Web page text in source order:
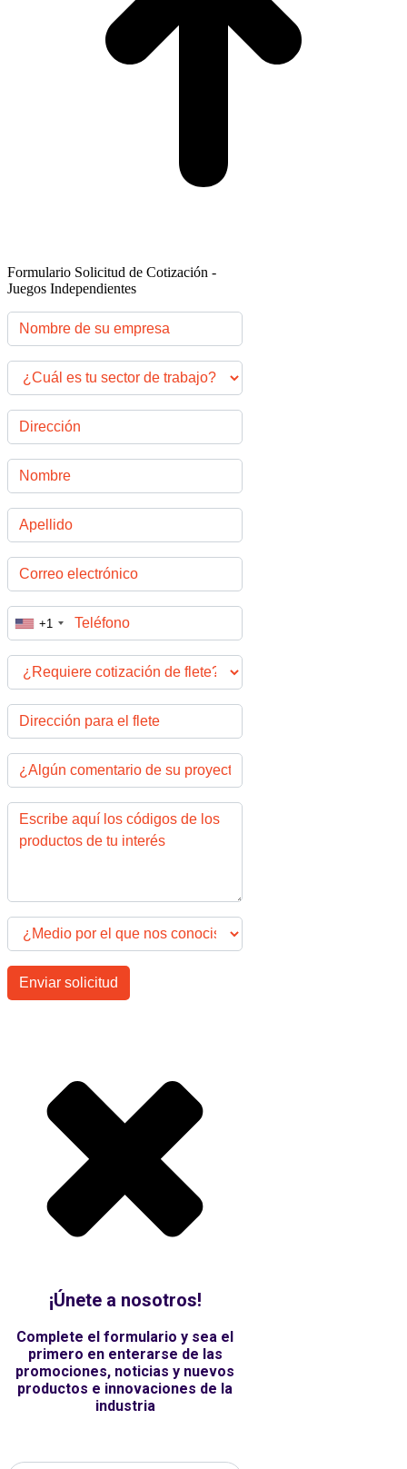
Formulario Solicitud de Cotización -
Juegos Independientes
¡Únete a nosotros!
Complete el formulario y sea el
primero en enterarse de las
promociones, noticias y nuevos
productos e innovaciones de la
industria